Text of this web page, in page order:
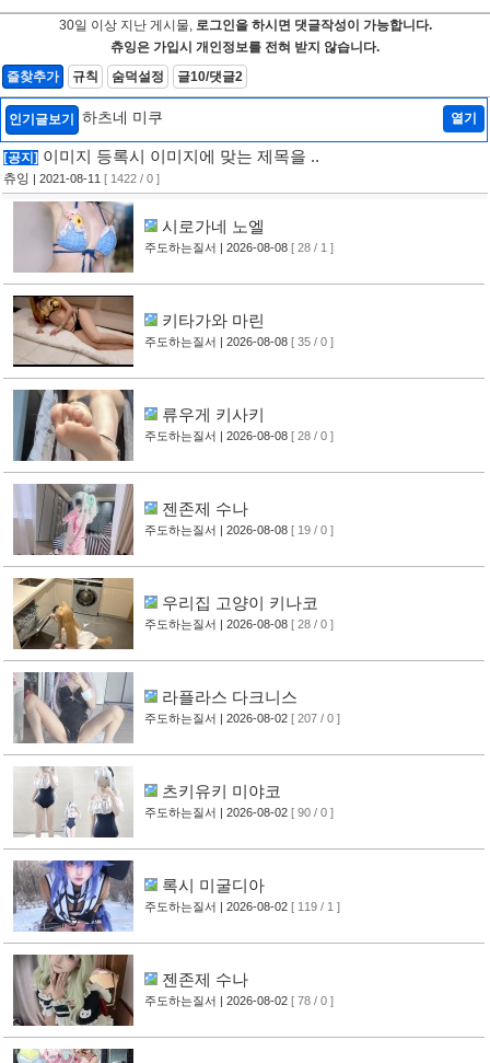
30일 이상 지난 게시물, 로그인을 하시면 댓글작성이 가능합니다.
츄잉은 가입시 개인정보를 전혀 받지 않습니다.
즐찾추가
규칙 숨덕설정 글10/댓글2
인기글보기 하츠네 미쿠 열기
[공지] 이미지 등록시 이미지에 맞는 제목을 ..
츄잉 | 2021-08-11 [ 1422 / 0 ]
시로가네 노엘
주도하는질서 | 2026-08-08 [ 28 / 1 ]
키타가와 마린
주도하는질서 | 2026-08-08 [ 35 / 0 ]
류우게 키사키
주도하는질서 | 2026-08-08 [ 28 / 0 ]
젠존제 수나
주도하는질서 | 2026-08-08 [ 19 / 0 ]
우리집 고양이 키나코
주도하는질서 | 2026-08-08 [ 28 / 0 ]
라플라스 다크니스
주도하는질서 | 2026-08-02 [ 207 / 0 ]
츠키유키 미야코
주도하는질서 | 2026-08-02 [ 90 / 0 ]
록시 미굴디아
주도하는질서 | 2026-08-02 [ 119 / 1 ]
젠존제 수나
주도하는질서 | 2026-08-02 [ 78 / 0 ]